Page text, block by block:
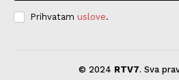
Prihvatam uslove.
© 2024 RTV7. Sva